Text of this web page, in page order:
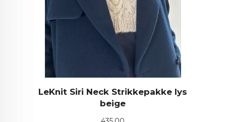
LeKnit Siri Neck Strikkepakke lys
beige